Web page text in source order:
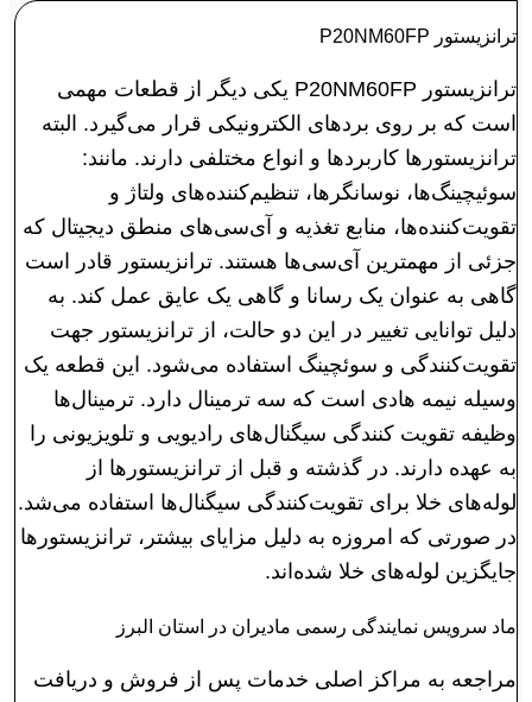
ترانزیستور P20NM60FP
ترانزیستور P20NM60FP یکی دیگر از قطعات مهمی
است که بر روی بردهای الکترونیکی قرار می‌گیرد. البته
ترانزیستورها کاربردها و انواع مختلفی دارند. مانند:
سوئیچینگ‌ها، نوسانگرها، تنظیم‌کننده‌های ولتاژ و
تقویت‌کننده‌ها، منابع تغذیه و آی‌سی‌های منطق دیجیتال که
جزئی از مهمترین آی‌سی‌ها هستند. ترانزیستور قادر است
گاهی به عنوان یک رسانا و گاهی یک عایق عمل کند. به
دلیل توانایی تغییر در این دو حالت، از ترانزیستور جهت
تقویت‌کنندگی و سوئچینگ استفاده می‌شود. این قطعه یک
وسیله نیمه هادی است که سه ترمینال دارد. ترمینال‌ها
وظیفه تقویت کنندگی سیگنال‌های رادیویی و تلویزیونی را
به عهده دارند. در گذشته و قبل از ترانزیستورها از
لوله‌های خلا برای تقویت‌‌کنندگی سیگنال‌‌ها استفاده می‌شد.
در صورتی که امروزه به دلیل مزایای بیشتر، ترانزیستورها
جایگزین لوله‌های خلا شده‌اند.
ماد سرویس نمایندگی رسمی مادیران در استان البرز
مراجعه به مراکز اصلی خدمات پس از فروش و دریافت